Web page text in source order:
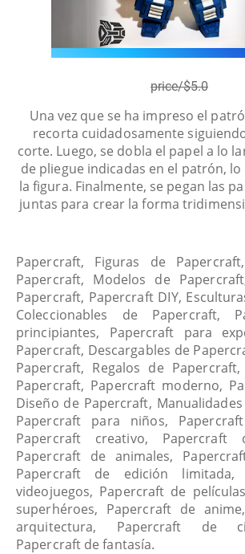
price/$5.0
Una vez que se ha impreso el
recorta cuidadosamente
corte. Luego, se dobla el papel a lo
de pliegue indicadas en el patrón,
la figura. Finalmente, se pegan las
juntas para crear la forma
Papercraft, Figuras de
Papercraft, Modelos de
Papercraft, Papercraft DIY,
Coleccionables de Papercraft,
principiantes, Papercraft para
Papercraft, Descargables de
Papercraft, Regalos de
Papercraft, Papercraft moderno,
Diseño de Papercraft,
Papercraft para niños,
Papercraft creativo, Papercraft
Papercraft de animales,
Papercraft de edición limitada,
videojuegos, Papercraft de
superhéroes, Papercraft de
arquitectura, Papercraft de
Papercraft de fantasía.